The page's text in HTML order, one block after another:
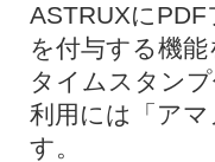
ASTRUXに
を付与する機能
タイムスタン
利用には「ア
す。